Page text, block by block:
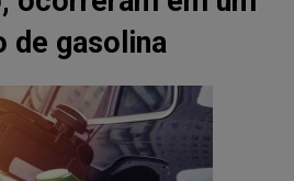
de gasolina